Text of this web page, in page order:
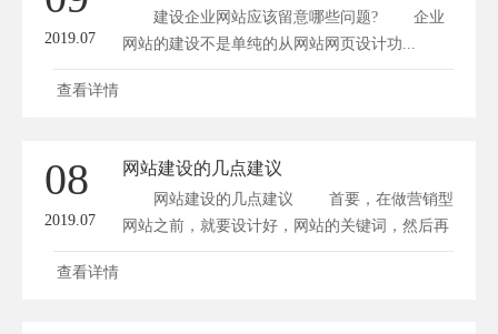
2019.07
建设企业网站应该留意哪些问题? 企业
网站的建设不是单纯的从网站网页设计功...
查看详情
08
2019.07
网站建设的几点建议
网站建设的几点建议 首要，在做营销型
网站之前，就要设计好，网站的关键词，然后再
履...
查看详情